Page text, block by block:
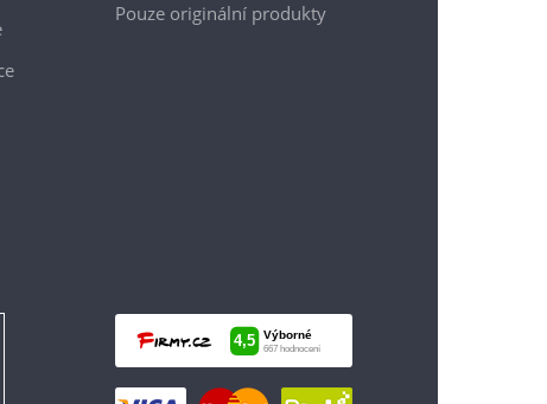
Pouze originální produkty